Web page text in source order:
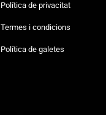
Política de privacitat
Termes i condicions
Política de galetes